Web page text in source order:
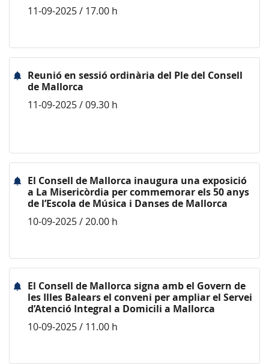
11-09-2025 / 17.00 h
Reunió en sessió ordinària del Ple del Consell
de Mallorca
11-09-2025 / 09.30 h
El Consell de Mallorca inaugura una exposició
a La Misericòrdia per commemorar els 50 anys
de l’Escola de Música i Danses de Mallorca
10-09-2025 / 20.00 h
El Consell de Mallorca signa amb el Govern de
les Illes Balears el conveni per ampliar el Servei
d’Atenció Integral a Domicili a Mallorca
10-09-2025 / 11.00 h